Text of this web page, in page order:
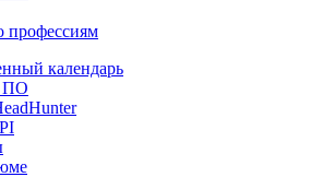
профессиям
календарь
ПО